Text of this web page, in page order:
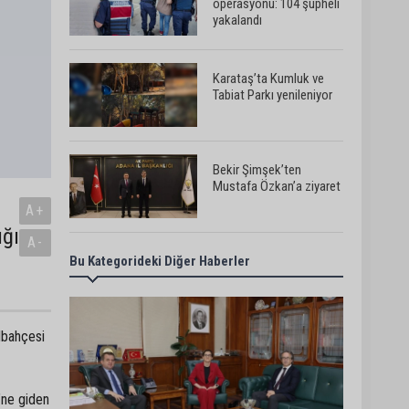
A+
A-
giden
operasyonu: 104 şüpheli
yakalandı
Karataş’ta Kumluk ve
Tabiat Parkı yenileniyor
Bekir Şimşek’ten
Mustafa Özkan’a ziyaret
Ceyhan’da asfalt
çalışmaları sürüyor
Ceyhan’da açık hava
sineması keyfi iki farklı
parkta devam ediyor
Bu Kategorideki Diğer Haberler